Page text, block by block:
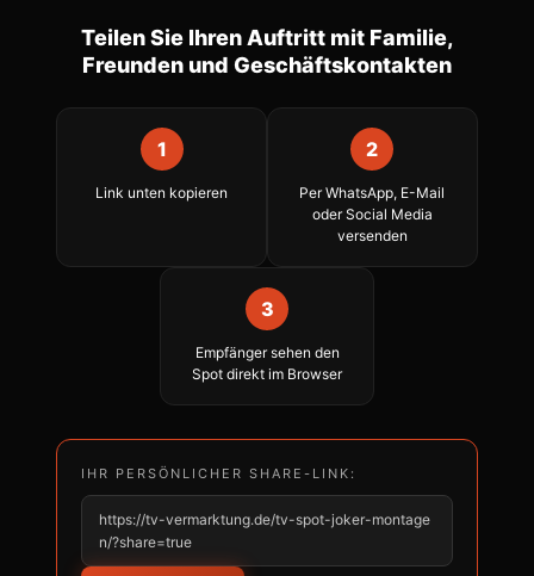
Teilen Sie Ihren Auftritt mit Familie,
Freunden und Geschäftskontakten
1
Link unten kopieren
2
Per WhatsApp, E-Mail
oder Social Media
versenden
3
Empfänger sehen den
Spot direkt im Browser
IHR PERSÖNLICHER SHARE-LINK:
https://tv-vermarktung.de/tv-spot-joker-montage
n/?share=true